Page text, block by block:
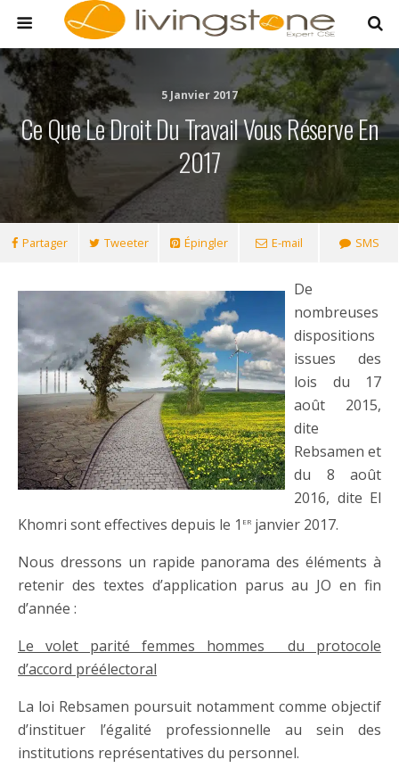
5 Janvier 2017
Ce Que Le Droit Du Travail Vous Réserve En
2017
Partager Tweeter Épingler E-mail SMS
De
nombreuses
dispositions
issues des
lois du 17
août 2015,
dite
Rebsamen et
du 8 août
2016, dite El
Khomri sont effectives depuis le 1 er janvier 2017.
Nous dressons un rapide panorama des éléments à
retenir des textes d’application parus au JO en fin
d’année :
Le volet parité femmes hommes du protocole
d’accord préélectoral
La loi Rebsamen poursuit notamment comme objectif
d’instituer l’égalité professionnelle au sein des
institutions représentatives du personnel.